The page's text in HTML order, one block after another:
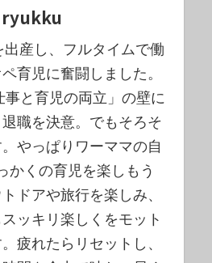
ryukku
産し、フルタイムで働
育児に奮闘しました。
と育児の両立」の壁に
職を決意。でもそろそ
やっぱりワーママの自
かくの育児を楽しもう
ドアや旅行を楽しみ、
ッキリ楽しくをモット
疲れたらリセットし、